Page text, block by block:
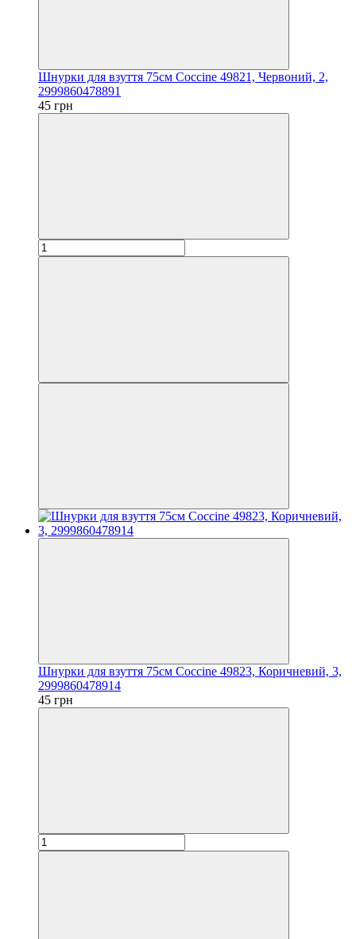
Шнурки для взуття 75см Coccine 49821, Червоний, 2,
2999860478891
45 грн
Шнурки для взуття 75см Coccine 49823, Коричневий, 3,
2999860478914
45 грн